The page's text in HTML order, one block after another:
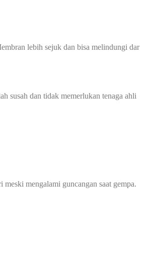
lebih sejuk dan bisa melindungi dar
susah dan tidak memerlukan tenaga ahli
mengalami guncangan saat gempa.